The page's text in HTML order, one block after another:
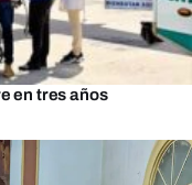
en tres años